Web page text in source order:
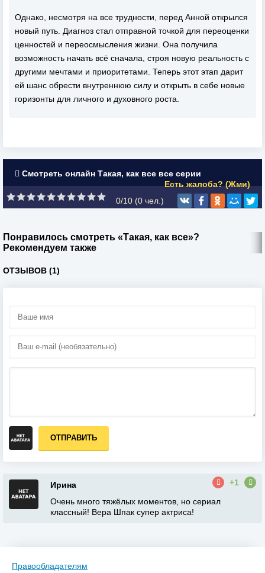
Однако, несмотря на все трудности, перед Анной открылся
новый путь. Диагноз стал отправной точкой для переоценки
ценностей и переосмысления жизни. Она получила
возможность начать всё сначала, строя новую реальность с
другими мечтами и приоритетами. Теперь этот этап дарит
ей шанс обрести внутреннюю силу и открыть в себе новые
горизонты для личного и духовного роста.
Смотреть онлайн Такая, как все все серии
Есть жалоба? (Жми)
0/10 (0 чел.)
Понравилось смотреть «Такая, как все»?
Рекомендуем также
ОТЗЫВОВ (1)
ОТПРАВИТЬ
Ирина
+1
Очень много тяжёлых моментов, но сериал
классный! Вера Шпак супер актриса!
Правообладателям